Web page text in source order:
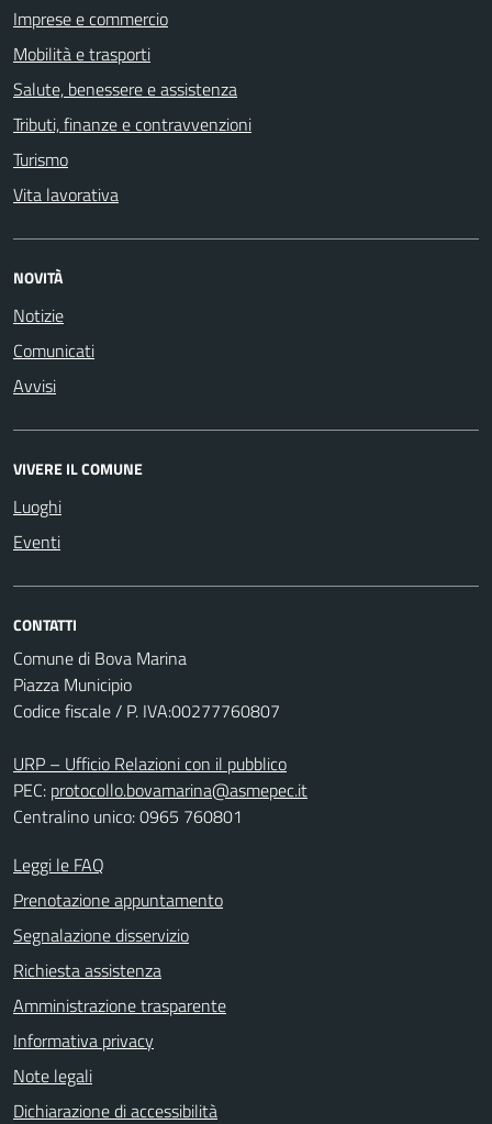
Imprese e commercio
Mobilità e trasporti
Salute, benessere e assistenza
Tributi, finanze e contravvenzioni
Turismo
Vita lavorativa
NOVITÀ
Notizie
Comunicati
Avvisi
VIVERE IL COMUNE
Luoghi
Eventi
CONTATTI
Comune di Bova Marina
Piazza Municipio
Codice fiscale / P. IVA:00277760807
URP – Ufficio Relazioni con il pubblico
PEC: protocollo.bovamarina@asmepec.it
Centralino unico: 0965 760801
Leggi le FAQ
Prenotazione appuntamento
Segnalazione disservizio
Richiesta assistenza
Amministrazione trasparente
Informativa privacy
Note legali
Dichiarazione di accessibilità